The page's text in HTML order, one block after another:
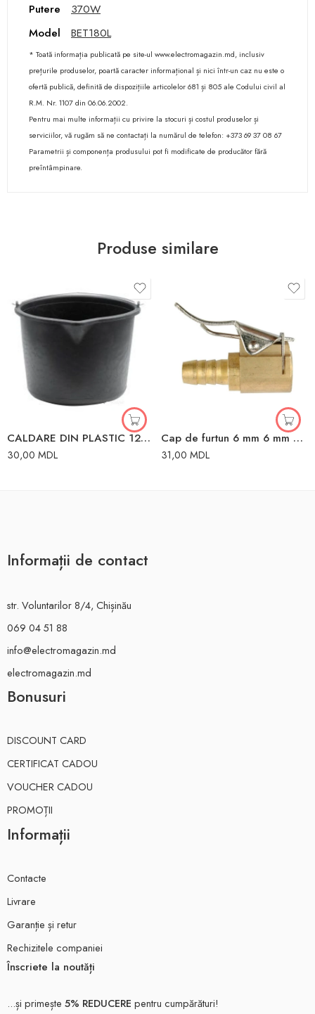
Putere
370W
Model
BET180L
* Toată informația publicată pe site-ul www.electromagazin.md, inclusiv
prețurile produselor, poartă caracter informațional și nici într-un caz nu este o
ofertă publică, definită de dispozițiile articolelor 681 și 805 ale Codului civil al
R.M. Nr. 1107 din 06.06.2002.
Pentru mai multe informații cu privire la stocuri și costul produselor și
serviciilor, vă rugăm să ne contactați la numărul de telefon: +373 69 37 08 67
Parametrii și componența produsului pot fi modificate de producător fără
preîntâmpinare.
Produse similare
CALDARE DIN PLASTIC 12L WALTZ
30,00 MDL
Cap de furtun 6 mm 6 mm Vorel
31,00 MDL
Informații de contact
str. Voluntarilor 8/4, Chișinău
069 04 51 88
info@electromagazin.md
electromagazin.md
Bonusuri
DISCOUNT CARD
CERTIFICAT CADOU
VOUCHER CADOU
PROMOȚII
Informații
Contacte
Livrare
Garanție și retur
Rechizitele companiei
Înscriete la noutăți
...și primește 5% REDUCERE pentru cumpărături!